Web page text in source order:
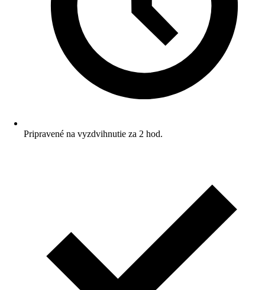
Pripravené na vyzdvihnutie za 2 hod.